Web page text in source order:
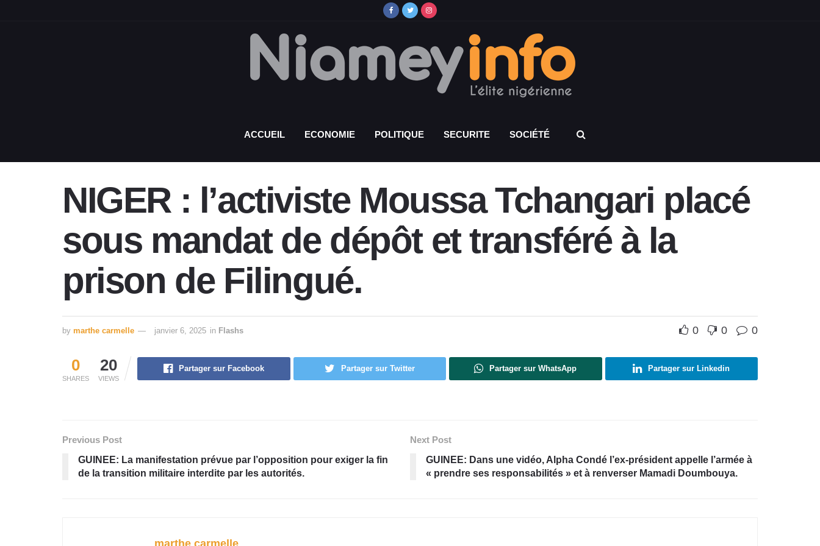
ACCUEIL ECONOMIE POLITIQUE SECURITE SOCIÉTÉ
NIGER : l’activiste Moussa Tchangari placé
sous mandat de dépôt et transféré à la
prison de Filingué.
by marthe carmelle janvier 6, 2025 in Flashs 0 0 0
0
SHARES
20
VIEWS
Partager sur Facebook Partager sur Twitter Partager sur WhatsApp Partager sur Linkedin
Previous Post
GUINEE: La manifestation prévue par l’opposition pour exiger la fin
de la transition militaire interdite par les autorités.
Next Post
GUINEE: Dans une vidéo, Alpha Condé l’ex-président appelle l’armée à
« prendre ses responsabilités » et à renverser Mamadi Doumbouya.
marthe carmelle